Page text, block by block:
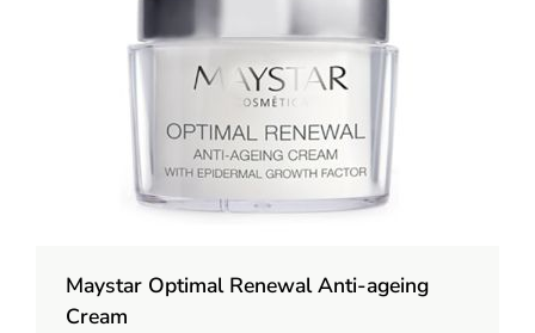
Maystar Optimal Renewal Anti-ageing
Cream